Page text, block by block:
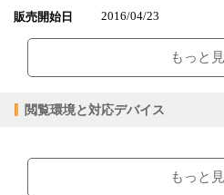
販売開始日
2016/04/23
ファイルサイズ 46.92MB
もっと
閲覧環境と対応デバイス
ブラウザビューア・PC版ConTenDo
もっと